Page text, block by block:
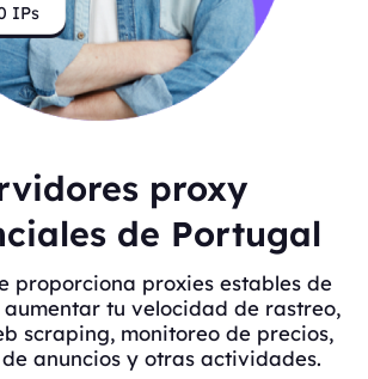
IPs
proxy
de Portugal
proporciona proxies estables de
tu velocidad de rastreo,
scraping, monitoreo de precios,
anuncios y otras actividades.